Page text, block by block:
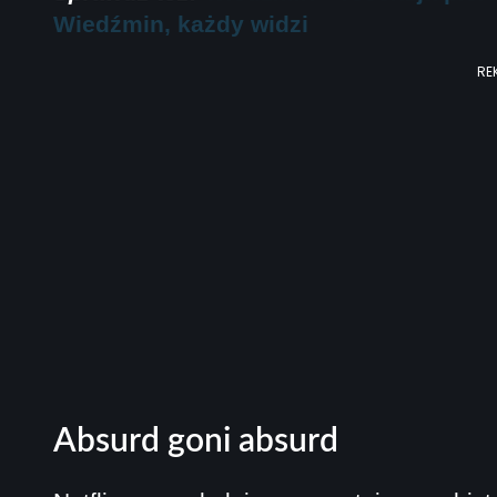
Wiedźmin, każdy widzi
Absurd goni absurd